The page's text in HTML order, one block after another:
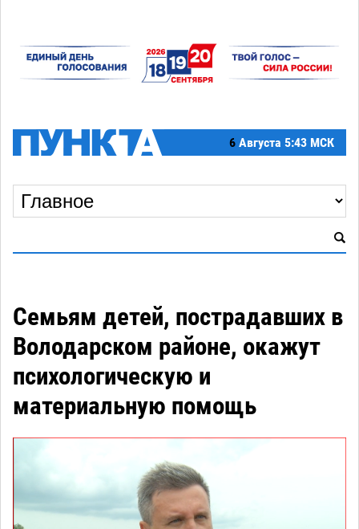
6 Августа 5:43 МСК
Семьям детей, пострадавших в
Володарском районе, окажут
психологическую и
материальную помощь